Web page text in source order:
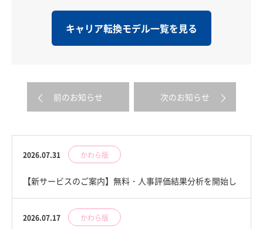
キャリア転換モデル一覧を見る
前のお知らせ 次のお知らせ
2026.07.31 かわら版
【新サービスのご案内】無料・人事評価結果分析を開始し
ました
2026.07.17 かわら版